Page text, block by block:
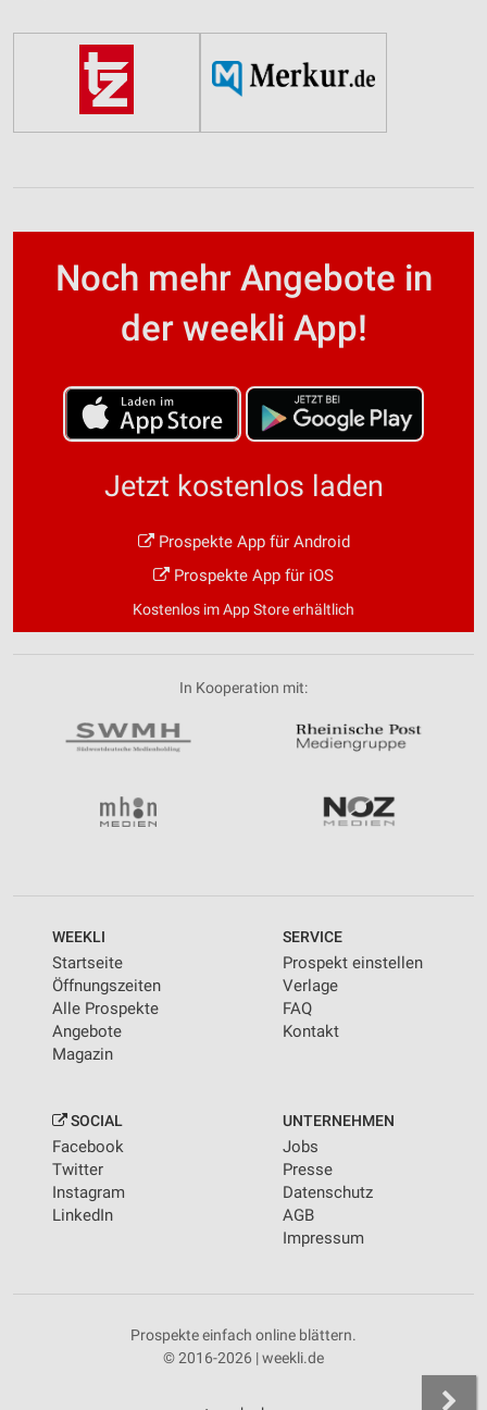
Noch mehr Angebote in
der weekli App!
Jetzt kostenlos laden
Prospekte App für Android
Prospekte App für iOS
Kostenlos im App Store erhältlich
In Kooperation mit:
WEEKLI
Startseite
Öffnungszeiten
Alle Prospekte
Angebote
Magazin
SERVICE
Prospekt einstellen
Verlage
FAQ
Kontakt
SOCIAL
Facebook
Twitter
Instagram
LinkedIn
UNTERNEHMEN
Jobs
Presse
Datenschutz
AGB
Impressum
Prospekte einfach online blättern.
© 2016-2026 | weekli.de